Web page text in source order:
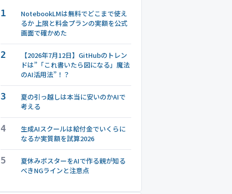
1
NotebookLMは無料でどこまで使え
るか 上限と料金プランの実額を公式
画面で確かめた
2
【2026年7月12日】GitHubのトレン
ドは”「これ書いたら図になる」魔法
のAI活用法”！？
3
夏の引っ越しは本当に安いのかAIで
考える
4
生成AIスクールは給付金でいくらに
なるか実質額を試算2026
5
夏休みポスターをAIで作る親が知る
べきNGラインと注意点